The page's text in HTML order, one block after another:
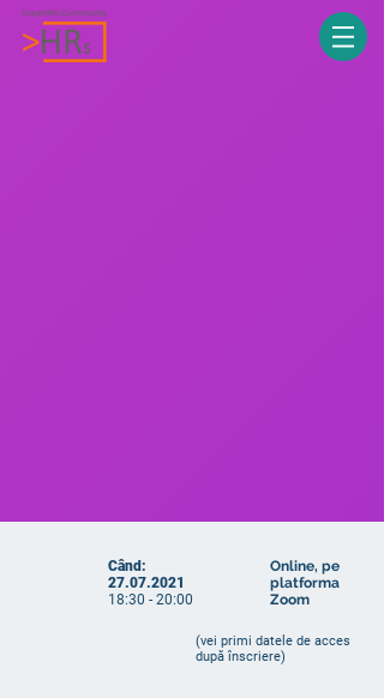
Când:
27.07.2021
18:30 - 20:00
Online, pe
platforma
Zoom
(vei primi datele de acces
după înscriere)